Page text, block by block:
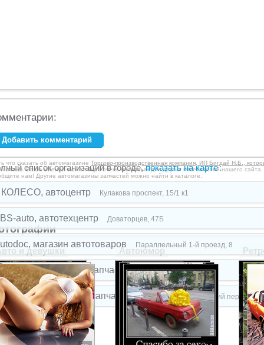
имя:
*
Добавить комментарий
список организаций в городе,показать на карте:
КОЛЕСО, автоцентр Кулакова проспект, 15/1 к1
auto, автотехцентр Доваторцев, 47Б
магазин автотоваров Параллельный 1-й проезд, 8
магазин автозапчастей Буйнакского пер, 2з
магазин автозапчастей Михайловск, Кавказский пер, 5в к1
магазин автозапчастей Юго-Западный 2-й проезд, 1
что сказать об автомагазине Торгово-производственная компания, ИП Бигдай Н.Б.,
отзыв. Ваше мнение может быть очень полезным для других посетителей нашего
нам! Другие автомагазины запчастей можно найти в каталоге.
и девушки Автоюмор